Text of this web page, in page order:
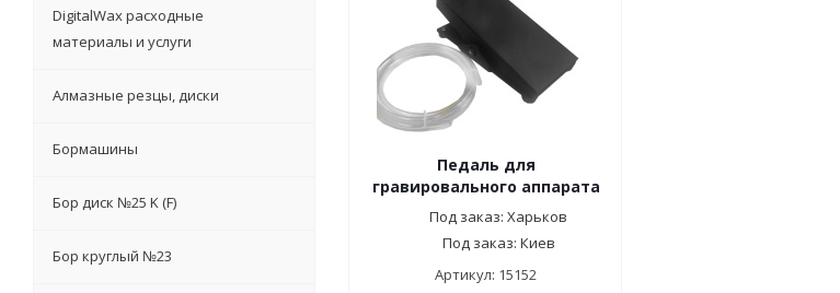
Педаль для
гравировального аппарата
Под заказ: Харьков
Под заказ: Киев
Артикул: 15152
DigitalWax расходные
материалы и услуги
Алмазные резцы, диски
Бормашины
Бор диск №25 K (F)
Бор круглый №23